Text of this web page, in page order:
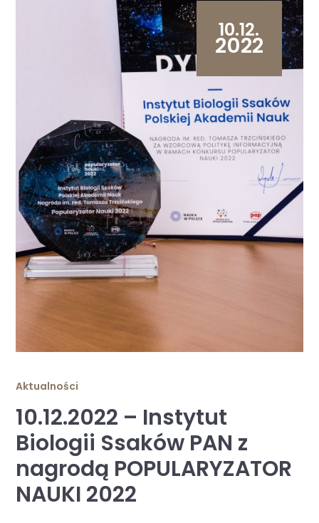
10.12.
2022
Aktualności
10.12.2022 – Instytut
Biologii Ssaków PAN z
nagrodą POPULARYZATOR
NAUKI 2022